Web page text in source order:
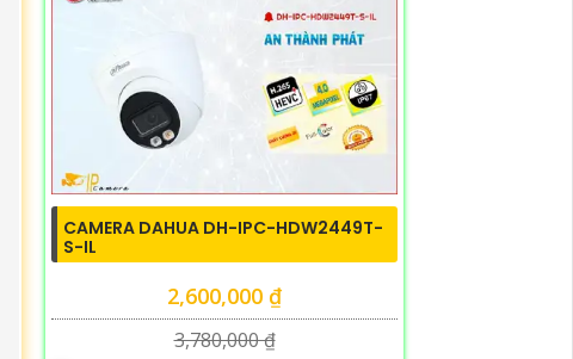
CAMERA DAHUA DH-IPC-HDW2449T-
S-IL
2,600,000 ₫
3,780,000 ₫